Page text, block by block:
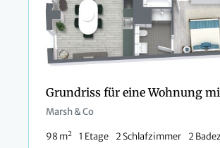
Marsh & Co
98 m2 1 Etage 2 Schlafzimmer 2